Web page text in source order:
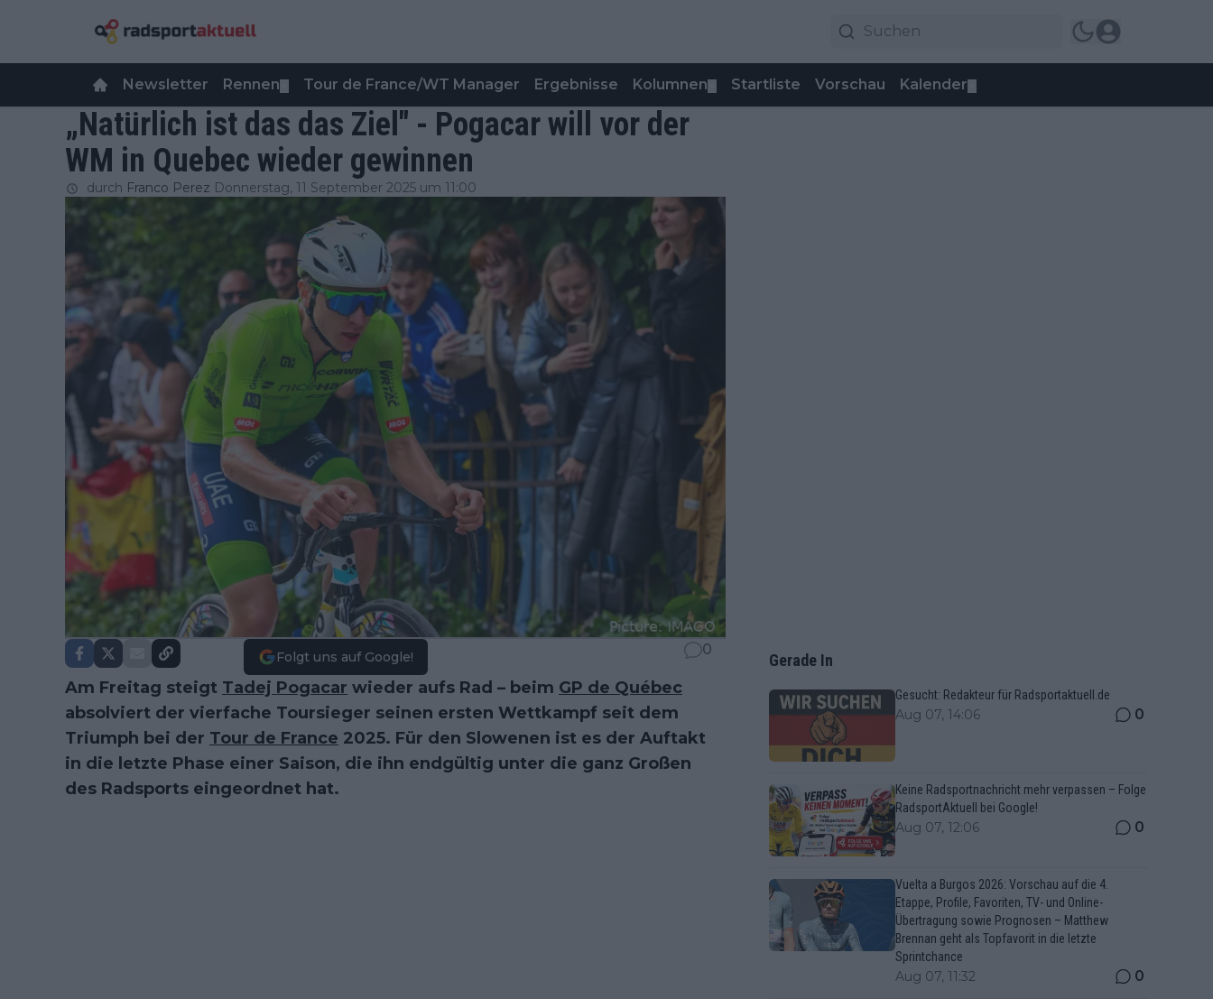
Newsletter Rennen Tour de France/WT Manager Ergebnisse Kolumnen Startliste Vorschau Kalender
„Natürlich ist das das Ziel" - Pogacar will vor der
WM in Quebec wieder gewinnen
durch Franco Perez Donnerstag, 11 September 2025 um 11:00
Folgt uns auf Google! 0
Am Freitag steigt Tadej Pogacar wieder aufs Rad – beim GP de Québec
absolviert der vierfache Toursieger seinen ersten Wettkampf seit dem
Triumph bei der Tour de France 2025. Für den Slowenen ist es der Auftakt
in die letzte Phase einer Saison, die ihn endgültig unter die ganz Großen
des Radsports eingeordnet hat.
Gerade In
Gesucht: Redakteur für Radsportaktuell.de
Aug 07, 14:06 0
Keine Radsportnachricht mehr verpassen – Folge
RadsportAktuell bei Google!
Aug 07, 12:06 0
Vuelta a Burgos 2026: Vorschau auf die 4.
Etappe, Profile, Favoriten, TV- und Online-
Übertragung sowie Prognosen – Matthew
Brennan geht als Topfavorit in die letzte
Sprintchance
Aug 07, 11:32 0